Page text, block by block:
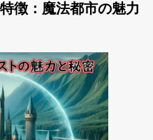
徴：魔法都市の魅力